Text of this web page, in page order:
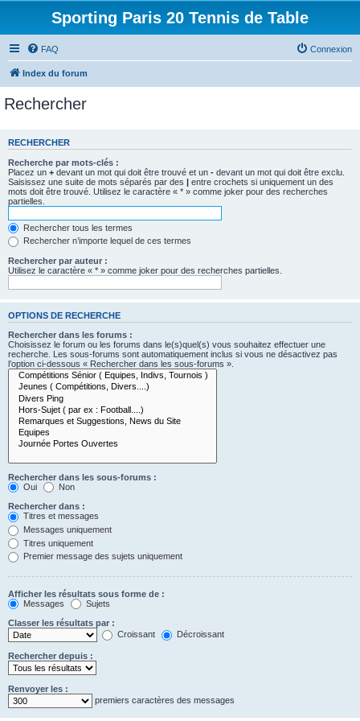
Sporting Paris 20 Tennis de Table
FAQ Connexion
Index du forum
Rechercher
RECHERCHER
Recherche par mots-clés :
Placez un + devant un mot qui doit être trouvé et un - devant un mot qui doit être exclu.
Saisissez une suite de mots séparés par des | entre crochets si uniquement un des
mots doit être trouvé. Utilisez le caractère « * » comme joker pour des recherches
partielles.
Rechercher tous les termes
Rechercher n’importe lequel de ces termes
Rechercher par auteur :
Utilisez le caractère « * » comme joker pour des recherches partielles.
OPTIONS DE RECHERCHE
Rechercher dans les forums :
Choisissez le forum ou les forums dans le(s)quel(s) vous souhaitez effectuer une
recherche. Les sous-forums sont automatiquement inclus si vous ne désactivez pas
l’option ci-dessous « Rechercher dans les sous-forums ».
Rechercher dans les sous-forums :
Oui
Non
Rechercher dans :
Titres et messages
Messages uniquement
Titres uniquement
Premier message des sujets uniquement
Afficher les résultats sous forme de :
Messages
Sujets
Classer les résultats par :
Croissant
Décroissant
Rechercher depuis :
Renvoyer les :
premiers caractères des messages